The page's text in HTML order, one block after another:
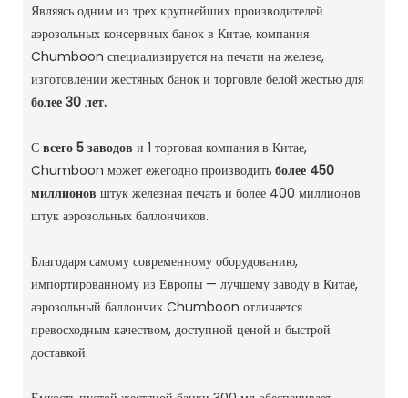
Являясь одним из трех крупнейших производителей
аэрозольных консервных банок в Китае, компания
Chumboon специализируется на печати на железе,
изготовлении жестяных банок и торговле белой жестью для
более 30 лет.
С всего 5 заводов и 1 торговая компания в Китае,
Chumboon может ежегодно производить более 450
миллионов штук железная печать и более 400 миллионов
штук аэрозольных баллончиков.
Благодаря самому современному оборудованию,
импортированному из Европы — лучшему заводу в Китае,
аэрозольный баллончик Chumboon отличается
превосходным качеством, доступной ценой и быстрой
доставкой.